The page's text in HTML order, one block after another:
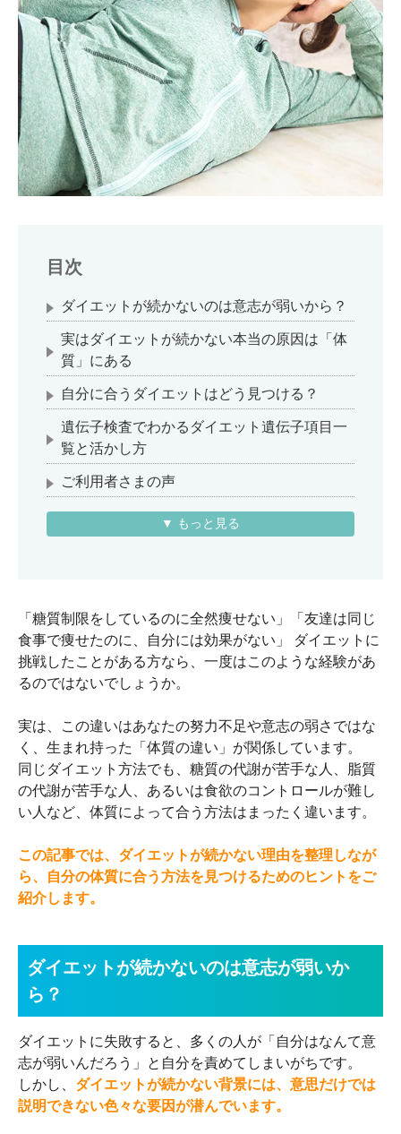
目次
ダイエットが続かないのは意志が弱いから？
実はダイエットが続かない本当の原因は「体
質」にある
自分に合うダイエットはどう見つける？
遺伝子検査でわかるダイエット遺伝子項目一
覧と活かし方
ご利用者さまの声
▼ もっと見る
「糖質制限をしているのに全然痩せない」「友達は同じ
食事で痩せたのに、自分には効果がない」 ダイエットに
挑戦したことがある方なら、一度はこのような経験があ
るのではないでしょうか。
実は、この違いはあなたの努力不足や意志の弱さではな
く、生まれ持った「体質の違い」が関係しています。
同じダイエット方法でも、糖質の代謝が苦手な人、脂質
の代謝が苦手な人、あるいは食欲のコントロールが難し
い人など、体質によって合う方法はまったく違います。
この記事では、ダイエットが続かない理由を整理しなが
ら、自分の体質に合う方法を見つけるためのヒントをご
紹介します。
ダイエットが続かないのは意志が弱いか
ら？
ダイエットに失敗すると、多くの人が「自分はなんて意
志が弱いんだろう」と自分を責めてしまいがちです。
しかし、 ダイエットが続かない背景には、意思だけでは
説明できない色々な要因が潜んでいます。